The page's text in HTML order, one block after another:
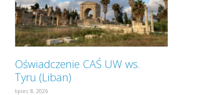
Oświadczenie CAŚ UW ws.
Tyru (Liban)
lipiec 8, 2026